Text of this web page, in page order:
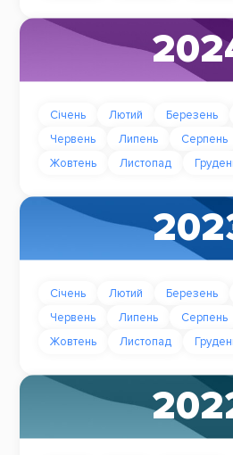
Січень Лютий Березень
Червень
Липень Серпень
Жовтень
Листопад
Січень Лютий Березень
Червень
Липень Серпень
Жовтень
Листопад